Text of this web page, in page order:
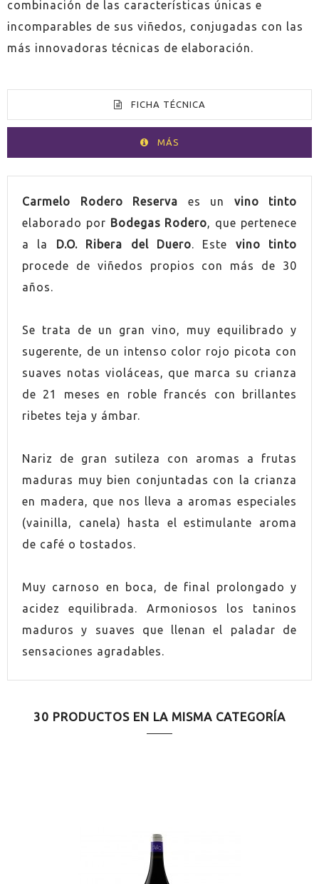
combinación de las características únicas e
incomparables de sus viñedos, conjugadas con las
más innovadoras técnicas de elaboración.
FICHA TÉCNICA
MÁS
VOLUMEN
GRADUACIÓN 14,0%
AÑADA 2020
ORIGEN Ribera del Duero
CONTIENE SULFITOS Sí
ELABORACIÓN Convencional
ENVEJECIMIENTO
SERVICIO 16.0ºC
Carmelo Rodero Reserva es un vino tinto
elaborado por Bodegas Rodero, que pertenece
a la D.O. Ribera del Duero. Este vino tinto
procede de viñedos propios con más de 30
años.
Se trata de un gran vino, muy equilibrado y
sugerente, de un intenso color rojo picota con
suaves notas violáceas, que marca su crianza
de 21 meses en roble francés con brillantes
ribetes teja y ámbar.
Nariz de gran sutileza con aromas a frutas
maduras muy bien conjuntadas con la crianza
en madera, que nos lleva a aromas especiales
(vainilla, canela) hasta el estimulante aroma
de café o tostados.
Muy carnoso en boca, de final prolongado y
acidez equilibrada. Armoniosos los taninos
maduros y suaves que llenan el paladar de
sensaciones agradables.
30 PRODUCTOS EN LA MISMA CATEGORÍA